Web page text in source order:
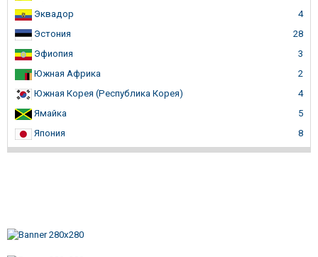
Эквадор
4
Эстония
28
Эфиопия
3
Южная Африка
2
Южная Корея (Республика Корея)
4
Ямайка
5
Япония
8